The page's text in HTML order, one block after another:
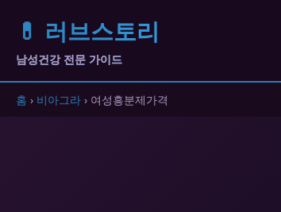
💊 러브스토리
남성건강 전문 가이드
홈 › 비아그라 › 여성흥분제가격